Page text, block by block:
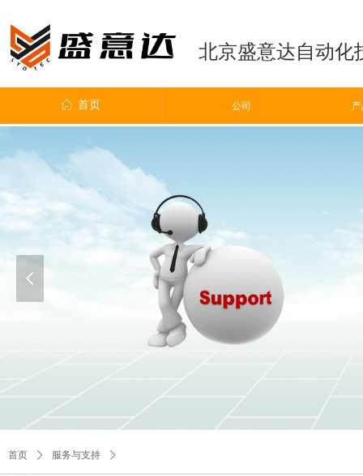
ꀇ 首页 ꀶ 公司
公司
北京盛意达自动化
넳
首页 ꄲ 服务与支持 ꄲ